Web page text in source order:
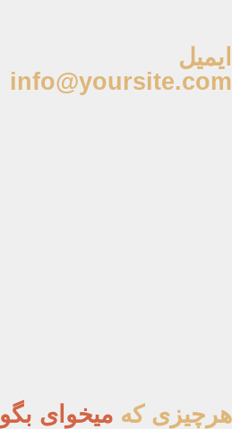
ایمیل
info@yoursite.com
هرچیزی که میخوای بگو